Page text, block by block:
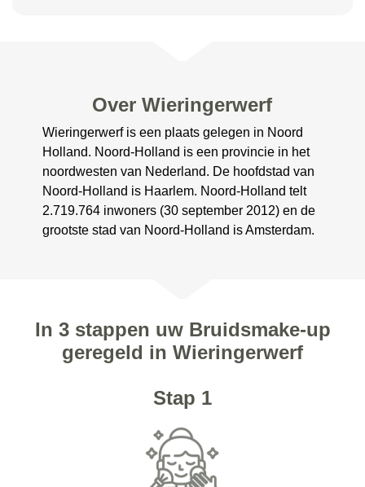
Over Wieringerwerf
Wieringerwerf is een plaats gelegen in Noord
Holland. Noord-Holland is een provincie in het
noordwesten van Nederland. De hoofdstad van
Noord-Holland is Haarlem. Noord-Holland telt
2.719.764 inwoners (30 september 2012) en de
grootste stad van Noord-Holland is Amsterdam.
In 3 stappen uw Bruidsmake-up
geregeld in Wieringerwerf
Stap 1